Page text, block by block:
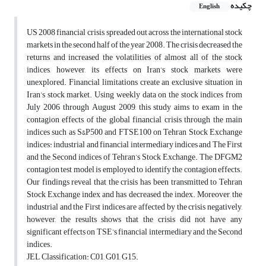
چکیده
English
US 2008 financial crisis, spreaded out across the international stock
markets in the second half of the year 2008. The crisis decreased the
returns and increased the volatilities of almost all of the stock
indices, however, its effects on Iran’s stock markets were
unexplored. Financial limitations create an exclusive situation in
Iran’s stock market. Using weekly data on the stock indices from
July 2006 through August 2009, this study aims to exam in the
contagion effects of the global financial crisis through the main
indices such as S&P500 and FTSE100 on Tehran Stock Exchange
indices: industrial and financial intermediary indices and The First
and the Second indices of Tehran’s Stock Exchange. The DFGM2
contagion test model is employed to identify the contagion effects.
Our findings reveal that the crisis has been transmitted to Tehran
Stock Exchange index and has decreased the index. Moreover, the
industrial and the First indices are affected by the crisis negatively,
however, the results shows that the crisis did not have any
significant effects on TSE’s financial intermediary and the Second
indices.
JEL Classification: C01, G01, G15.